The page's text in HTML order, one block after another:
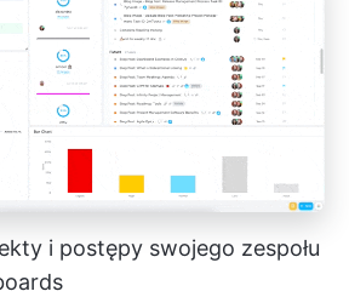
i postępy swojego zespołu